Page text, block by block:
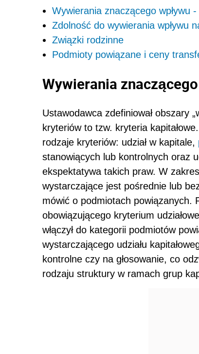
Wywierania znaczącego wpływu
Zdolność do wywierania wpływu
Związki rodzinne
Podmioty powiązane i ceny
Wywierania
Ustawodawca zdefiniował obszary
kryteriów to tzw. kryteria
rodzaje kryteriów: udział w kapitale,
stanowiących lub kontrolnych oraz
ekspektatywa takich praw. W
wystarczające jest pośrednie lub
mówić o podmiotach powiązanych.
obowiązującego kryterium
włączył do kategorii podmiotów
wystarczającego udziału
kontrolne czy na głosowanie, co
rodzaju struktury w ramach grup